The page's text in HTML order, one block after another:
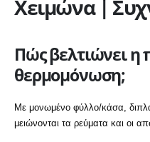
Χειμώνα |
Πώς βελτιώνει η
θερμομόνωση;
Με μονωμένο φύλλο/κάσα,
μειώνονται τα ρεύματα και οι